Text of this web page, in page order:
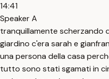
14:41
Speaker A
tranquillamente scherzando
giardino c'era sarah e
una persona della casa
tutto sono stati sgamati in